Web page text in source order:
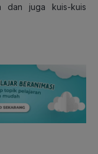
dan juga kuis-kuis